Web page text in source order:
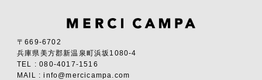
〒669-6702
兵庫県美方郡新温泉町浜坂1080-4
TEL : 080-4017-1516
MAIL : info@mercicampa.com